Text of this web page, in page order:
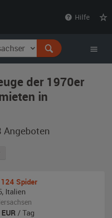
Hilfe
der 1970er
in
Angeboten
124 Spider
, Italien
EUR / Tag